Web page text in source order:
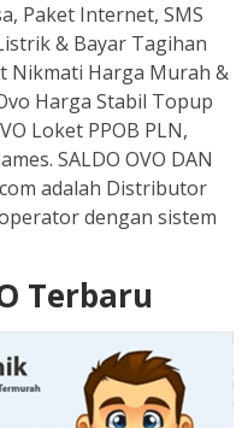
Paket Internet, SMS
& Bayar Tagihan
Nikmati Harga Murah &
Harga Stabil Topup
Loket PPOB PLN,
SALDO OVO DAN
adalah Distributor
dengan sistem
Terbaru